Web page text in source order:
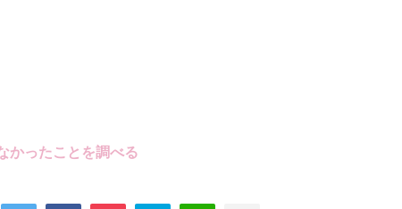
かったことを調べる